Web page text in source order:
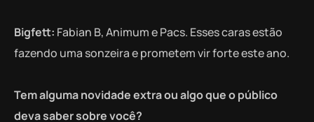
Bigfett: Fabian B, Animum e Pacs. Esses caras estão
fazendo uma sonzeira e prometem vir forte este ano.
Tem alguma novidade extra ou algo que o público
deva saber sobre você?